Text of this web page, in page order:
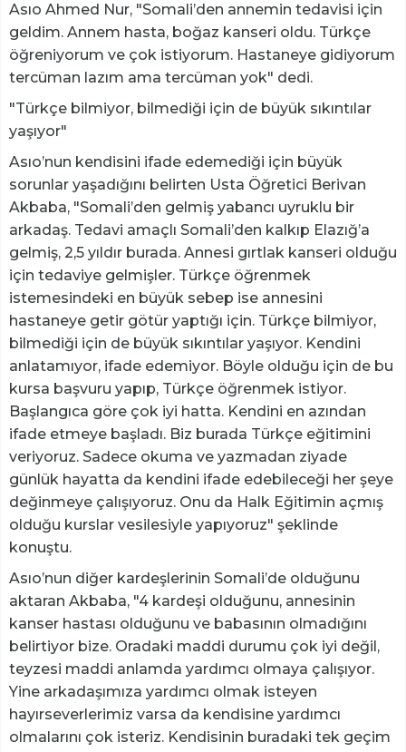
Asıo Ahmed Nur, "Somali’den annemin tedavisi için
geldim. Annem hasta, boğaz kanseri oldu. Türkçe
öğreniyorum ve çok istiyorum. Hastaneye gidiyorum
tercüman lazım ama tercüman yok" dedi.
"Türkçe bilmiyor, bilmediği için de büyük sıkıntılar
yaşıyor"
Asıo’nun kendisini ifade edemediği için büyük
sorunlar yaşadığını belirten Usta Öğretici Berivan
Akbaba, "Somali’den gelmiş yabancı uyruklu bir
arkadaş. Tedavi amaçlı Somali’den kalkıp Elazığ’a
gelmiş, 2,5 yıldır burada. Annesi gırtlak kanseri olduğu
için tedaviye gelmişler. Türkçe öğrenmek
istemesindeki en büyük sebep ise annesini
hastaneye getir götür yaptığı için. Türkçe bilmiyor,
bilmediği için de büyük sıkıntılar yaşıyor. Kendini
anlatamıyor, ifade edemiyor. Böyle olduğu için de bu
kursa başvuru yapıp, Türkçe öğrenmek istiyor.
Başlangıca göre çok iyi hatta. Kendini en azından
ifade etmeye başladı. Biz burada Türkçe eğitimini
veriyoruz. Sadece okuma ve yazmadan ziyade
günlük hayatta da kendini ifade edebileceği her şeye
değinmeye çalışıyoruz. Onu da Halk Eğitimin açmış
olduğu kurslar vesilesiyle yapıyoruz" şeklinde
konuştu.
Asıo’nun diğer kardeşlerinin Somali’de olduğunu
aktaran Akbaba, "4 kardeşi olduğunu, annesinin
kanser hastası olduğunu ve babasının olmadığını
belirtiyor bize. Oradaki maddi durumu çok iyi değil,
teyzesi maddi anlamda yardımcı olmaya çalışıyor.
Yine arkadaşımıza yardımcı olmak isteyen
hayırseverlerimiz varsa da kendisine yardımcı
olmalarını çok isteriz. Kendisinin buradaki tek geçim